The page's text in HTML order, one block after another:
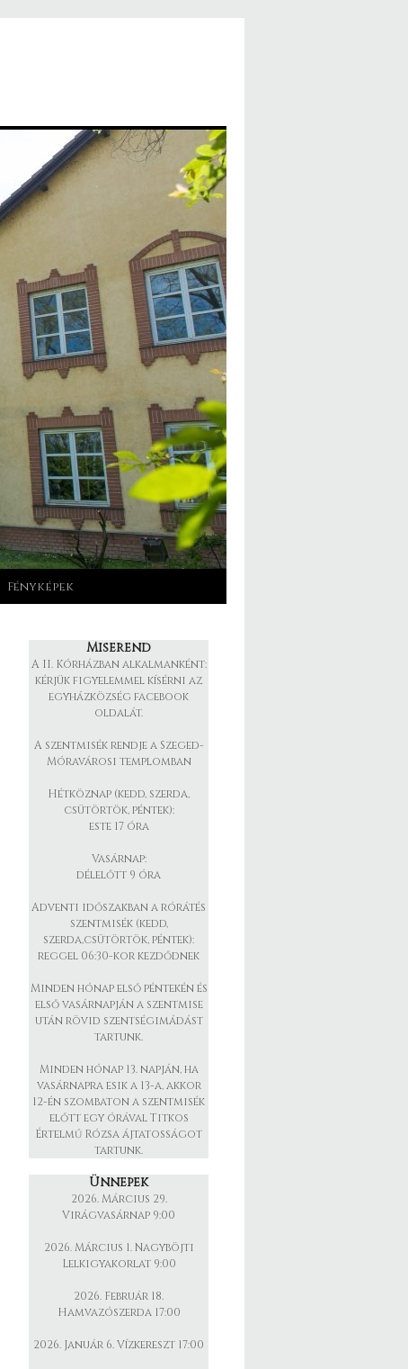
Fényképek
Miserend
A II. Kórházban alkalmanként:
kérjük figyelemmel kísérni az
egyházközség facebook
oldalát.
A szentmisék rendje a Szeged-
Móravárosi templomban
Hétköznap (kedd, szerda,
csütörtök, péntek):
este 17 óra
Vasárnap:
délelőtt 9 óra
Adventi időszakban a rórátés
szentmisék (kedd,
szerda,csütörtök, péntek):
reggel 06:30-kor kezdődnek
Minden hónap első péntekén és
első vasárnapján a szentmise
után rövid szentségimádást
tartunk.
Minden hónap 13. napján, ha
vasárnapra esik a 13-a, akkor
12-én szombaton a szentmisék
előtt egy órával Titkos
Értelmű Rózsa ájtatosságot
tartunk.
Ünnepek
2026. Március 29.
Virágvasárnap 9:00
2026. Március 1. Nagyböjti
Lelkigyakorlat 9:00
2026. Február 18.
Hamvazószerda 17:00
2026. Január 6. Vízkereszt 17:00